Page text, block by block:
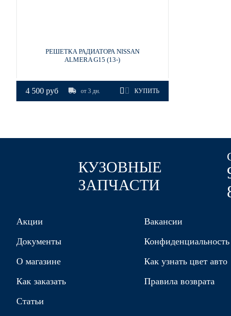
EXA, GBE - GLAMOUR BEIGE
EXA, GBE - GLAMOUR BEIGE
PSE - PLATINUM SILVER, ULTRA SILVER
РЕШЕТКА РАДИАТОРА NISSAN
ALMERA G15 (13-)
4 500 руб от 3 дн. КУПИТЬ
КУЗОВНЫЕ
ЗАПЧАСТИ
Акции
Вакансии
Документы
Конфиденциальность
О магазине
Как узнать цвет авто
Как заказать
Правила возврата
Статьи